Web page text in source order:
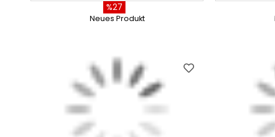
%27
Neues Produkt